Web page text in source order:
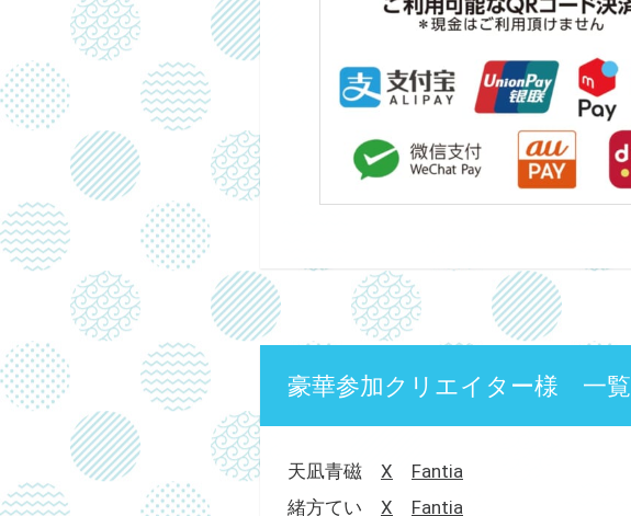
豪華参加クリエイター様 一覧
天凪青磁 X
Fantia
緒方てい X Fantia